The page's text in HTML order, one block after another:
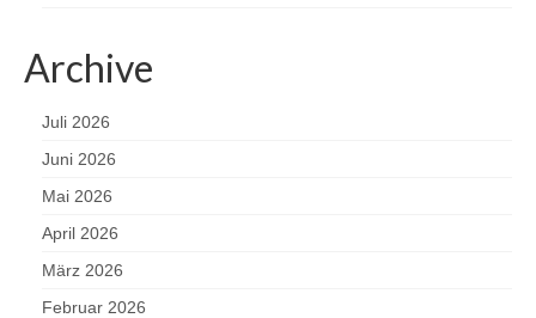
Archive
Juli 2026
Juni 2026
Mai 2026
April 2026
März 2026
Februar 2026